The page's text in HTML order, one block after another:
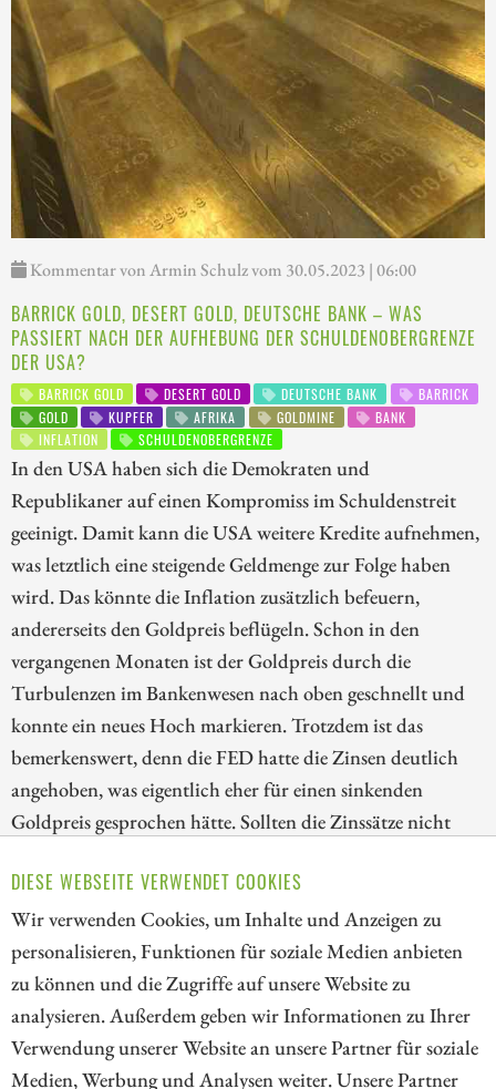
DIESE WEBSEITE VERWENDET COOKIES
Wir verwenden Cookies, um Inhalte und Anzeigen zu
personalisieren, Funktionen für soziale Medien anbieten
zu können und die Zugriffe auf unsere Website zu
analysieren. Außerdem geben wir Informationen zu Ihrer
Verwendung unserer Website an unsere Partner für soziale
Medien, Werbung und Analysen weiter. Unsere Partner
Kommentar von Armin Schulz vom 30.05.2023 | 06:00
BARRICK GOLD, DESERT GOLD, DEUTSCHE BANK – WAS
PASSIERT NACH DER AUFHEBUNG DER SCHULDENOBERGRENZE
DER USA?
BARRICK GOLD DESERT GOLD DEUTSCHE BANK
BARRICK
GOLD
KUPFER AFRIKA GOLDMINE
BANK
INFLATION
SCHULDENOBERGRENZE
In den USA haben sich die Demokraten und
Republikaner auf einen Kompromiss im Schuldenstreit
geeinigt. Damit kann die USA weitere Kredite aufnehmen,
was letztlich eine steigende Geldmenge zur Folge haben
wird. Das könnte die Inflation zusätzlich befeuern,
andererseits den Goldpreis beflügeln. Schon in den
vergangenen Monaten ist der Goldpreis durch die
Turbulenzen im Bankenwesen nach oben geschnellt und
konnte ein neues Hoch markieren. Trotzdem ist das
bemerkenswert, denn die FED hatte die Zinsen deutlich
angehoben, was eigentlich eher für einen sinkenden
Goldpreis gesprochen hätte. Sollten die Zinssätze nicht
positives Signal für Gold. Wir sehen uns daher 2
Goldunternehmen an und analysieren die Deutsche Bank.
ZUM KOMMENTAR